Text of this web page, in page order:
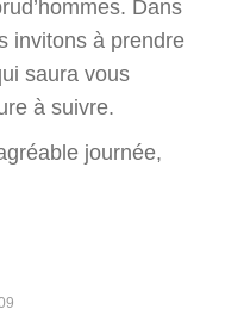
Dans
invitons à prendre
saura vous
à suivre.
journée,